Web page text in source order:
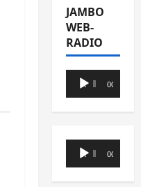
JAMBO
WEB-
RADIO
Lecteur
audio
00:00 00:00
Lecteur
audio
00:00 00:00